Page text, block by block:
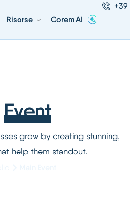
Risorse Corem AI
+39
Event
grow by creating stunning,
help them standout.